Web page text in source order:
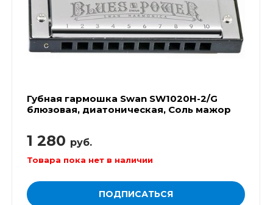
Губная гармошка Swan SW1020H-2/G
блюзовая, диатоническая, Соль мажор
1 280 руб.
Товара пока нет в наличии
ПОДПИСАТЬСЯ